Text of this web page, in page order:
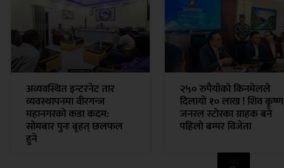
अव्यवस्थित इन्टरनेट तार
व्यवस्थापनमा वीरगन्ज
महानगरको कडा कदम:
सोमबार पुनः बृहत् छलफल
हुने
२५० रुपैयाँको किनमेलले
दिलायो १० लाख ! शिव कृष्ण
जनरल स्टोरका ग्राहक बने
पहिलो बम्पर विजेता